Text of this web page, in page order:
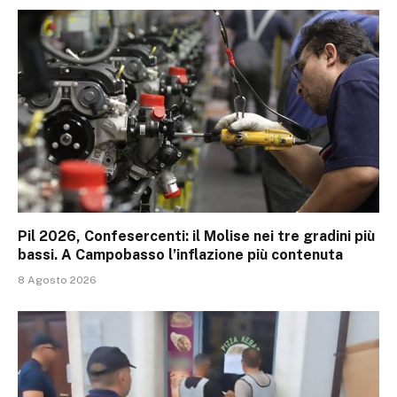
Pil 2026, Confesercenti: il Molise nei tre gradini più
bassi. A Campobasso l’inflazione più contenuta
8 Agosto 2026